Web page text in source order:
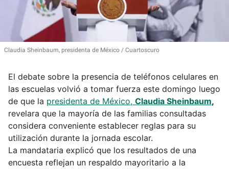
Claudia Sheinbaum, presidenta de México Cuartoscuro
El debate sobre la presencia de teléfonos celulares en
las escuelas volvió a tomar fuerza este domingo luego
de que la presidenta de México, Claudia Sheinbaum,
revelara que la mayoría de las familias consultadas
considera conveniente establecer reglas para su
utilización durante la jornada escolar.
La mandataria explicó que los resultados de una
encuesta reflejan un respaldo mayoritario a la